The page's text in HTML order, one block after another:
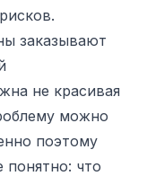
заказывают
не красивая
можно
поэтому
что